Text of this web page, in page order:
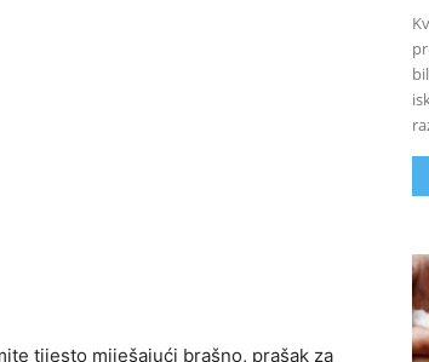
tijesto miješajući brašno, prašak za